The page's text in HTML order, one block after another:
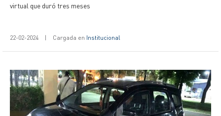
virtual que duró tres meses
22-02-2024 | Cargada en Institucional